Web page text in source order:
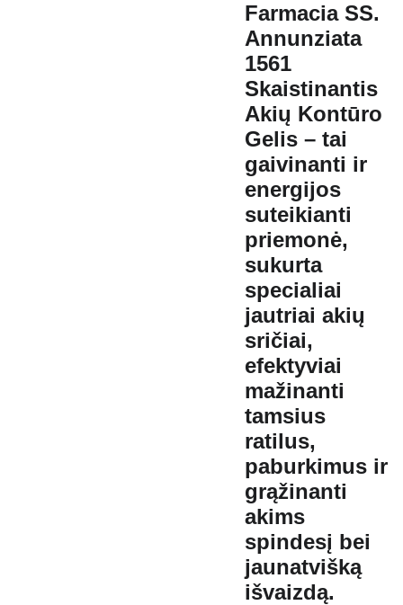
Farmacia SS.
Annunziata
1561
Skaistinantis
Akių Kontūro
Gelis – tai
gaivinanti ir
energijos
suteikianti
priemonė,
sukurta
specialiai
jautriai akių
sričiai,
efektyviai
mažinanti
tamsius
ratilus,
paburkimus ir
grąžinanti
akims
spindesį bei
jaunatvišką
išvaizdą.